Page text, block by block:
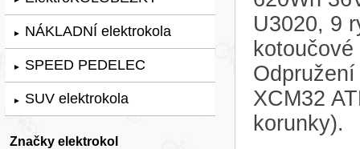
► NÁKLADNÍ elektrokola
► SPEED PEDELEC
► SUV elektrokola
Značky elektrokol
U3020, 9
XCM32
korunky).